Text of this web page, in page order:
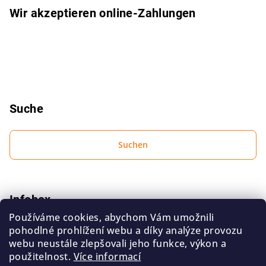
Používáme cookies, abychom Vám umožnili
pohodlné prohlížení webu a díky analýze provozu
webu neustále zlepšovali jeho funkce, výkon a
použitelnost. Více informací
Wir akzeptieren online-Zahlungen
Suche
Suchen
Infobox
Bedingungen zum Schutz personenbezogener Daten
Geschäftsbedingungen
Kontakt